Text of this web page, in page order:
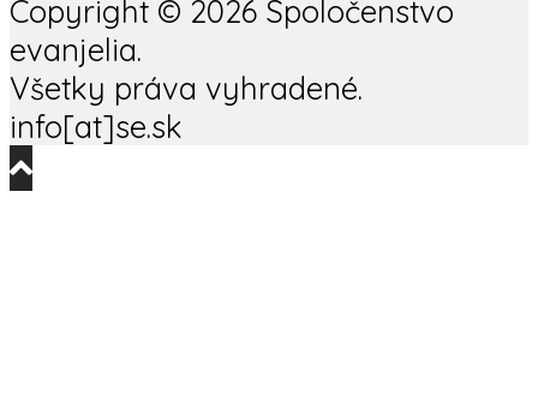
Copyright © 2026 Spoločenstvo
evanjelia.
Všetky práva vyhradené.
info[at]se.sk